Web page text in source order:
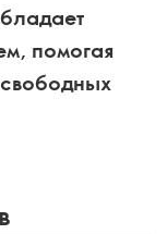
помогая